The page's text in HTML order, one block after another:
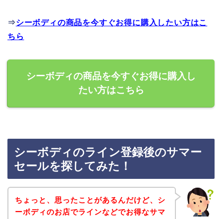
⇒シーボディの商品を今すぐお得に購入したい方はこ
ちら
シーボディの商品を今すぐお得に購入し
たい方はこちら
シーボディのライン登録後のサマー
セールを探してみた！
ちょっと、思ったことがあるんだけど、シ
ーボディのお店でラインなどでお得なサマ